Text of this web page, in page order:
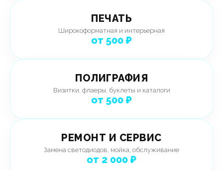
ПЕЧАТЬ
Широкоформатная и интерьерная
от 500 ₽
ПОЛИГРАФИЯ
Визитки, флаеры, буклеты и каталоги
от 500 ₽
РЕМОНТ И СЕРВИС
Замена светодиодов, мойка, обслуживание
от 2 000 ₽